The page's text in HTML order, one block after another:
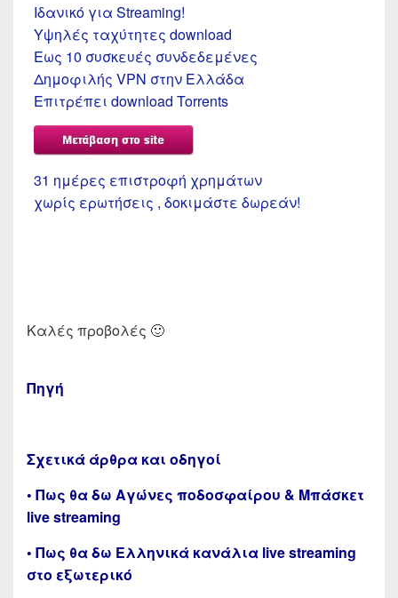
Ιδανικό για Streaming!
Υψηλές ταχύτητες download
Εως 10 συσκευές συνδεδεμένες
Δημοφιλής VPN στην Ελλάδα
Επιτρέπει download Torrents
31 ημέρες επιστροφή χρημάτων
χωρίς ερωτήσεις , δοκιμάστε δωρεάν!
Καλές προβολές 🙂
Πηγή
Σχετικά άρθρα και οδηγοί
• Πως θα δω Αγώνες ποδοσφαίρου & Μπάσκετ
live streaming
• Πως θα δω Ελληνικά κανάλια live streaming
στο εξωτερικό